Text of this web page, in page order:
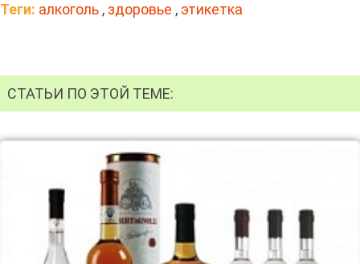
Теги: алкоголь , здоровье , этикетка
СТАТЬИ ПО ЭТОЙ ТЕМЕ: